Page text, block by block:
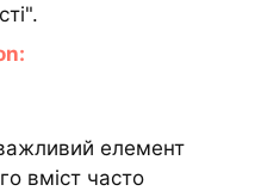
елемент
вміст часто